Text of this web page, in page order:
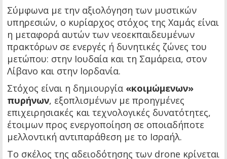
Σύμφωνα με την αξιολόγηση των μυστικών
υπηρεσιών, ο κυρίαρχος στόχος της Χαμάς είναι
η μεταφορά αυτών των νεοεκπαιδευμένων
πρακτόρων σε ενεργές ή δυνητικές ζώνες του
μετώπου: στην Ιουδαία και τη Σαμάρεια, στον
Λίβανο και στην Ιορδανία.
Στόχος είναι η δημιουργία «κοιμώμενων»
πυρήνων, εξοπλισμένων με προηγμένες
επιχειρησιακές και τεχνολογικές δυνατότητες,
έτοιμων προς ενεργοποίηση σε οποιαδήποτε
μελλοντική αντιπαράθεση με το Ισραήλ.
Το σκέλος της αδειοδότησης των drone κρίνεται